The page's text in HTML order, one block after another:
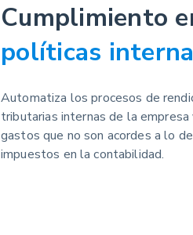
Cumplimiento
políticas
Automatiza los procesos de
tributarias internas de la
gastos que no son acordes a lo
impuestos en la contabilidad.